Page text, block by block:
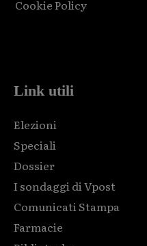
Cookie Policy
Link utili
Elezioni
Speciali
Dossier
I sondaggi di Vpost
Comunicati Stampa
Farmacie